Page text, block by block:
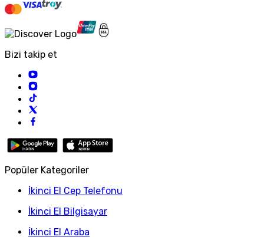
Bizi takip et
Popüler Kategoriler
İkinci El Cep Telefonu
İkinci El Bilgisayar
İkinci El Araba